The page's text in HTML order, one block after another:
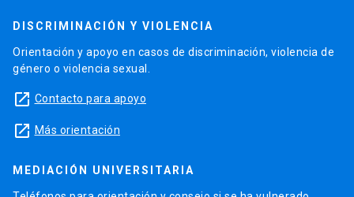
DISCRIMINACIÓN Y VIOLENCIA
Orientación y apoyo en casos de discriminación, violencia de
género o violencia sexual.
launch Contacto para apoyo
launch Más orientación
MEDIACIÓN UNIVERSITARIA